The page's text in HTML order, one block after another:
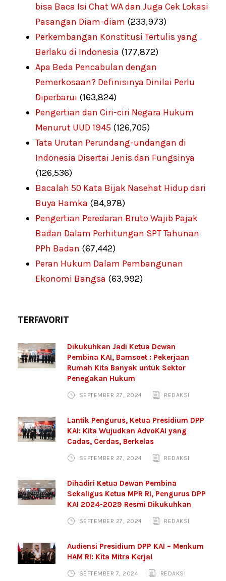
bisa Baca Isi Chat WA dan Juga Cek Lokasi
Pasangan Diam-diam (233,973)
Perkembangan Konstitusi Tertulis yang
Berlaku di Indonesia (177,872)
Apa Beda Pencabulan dengan
Pemerkosaan? Definisinya Dinilai Perlu
Diperbarui (163,824)
Pengertian dan Ciri-ciri Negara Hukum
Menurut UUD 1945 (126,705)
Tata Urutan Perundang-undangan di
Indonesia Disertai Jenis dan Fungsinya
(126,536)
Bacalah 50 Kata Bijak Nasehat Hidup dari
Buya Hamka (84,978)
Pengertian Peredaran Bruto Wajib Pajak
Badan Dalam Perhitungan SPT Tahunan
PPh Badan (67,442)
Peran Hukum Dalam Pembangunan
Ekonomi Bangsa (63,992)
TERFAVORIT
Dikukuhkan Jadi Ketua Dewan
Pembina KAI, Bamsoet : Pekerjaan
Rumah Kita Banyak untuk Sektor
Penegakan Hukum
SEPTEMBER 27, 2024 REDAKSI
Lantik Pengurus, Ketua Presidium DPP
KAI: Kita Wujudkan AdvoKAI yang
Cadas, Cerdas, Berkelas
SEPTEMBER 27, 2024 REDAKSI
Dihadiri Ketua Dewan Pembina
Sekaligus Ketua MPR RI, Pengurus DPP
KAI 2024-2029 Resmi Dikukuhkan
SEPTEMBER 27, 2024 REDAKSI
Audiensi Presidium DPP KAI – Menkum
HAM RI: Kita Mitra Kerja!
SEPTEMBER 7, 2024 REDAKSI